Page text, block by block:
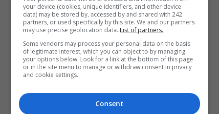
your device (cookies, unique identifiers, and other device
data) may be stored by, accessed by and shared with 242
partners, or used specifically by this site. We and our partners
may use precise geolocation data. List of partners.
Some vendors may process your personal data on the basis
of legitimate interest, which you can object to by managing
your options below. Look for a link at the bottom of this page
or in the site menu to manage or withdraw consent in privacy
and cookie settings.
Consent